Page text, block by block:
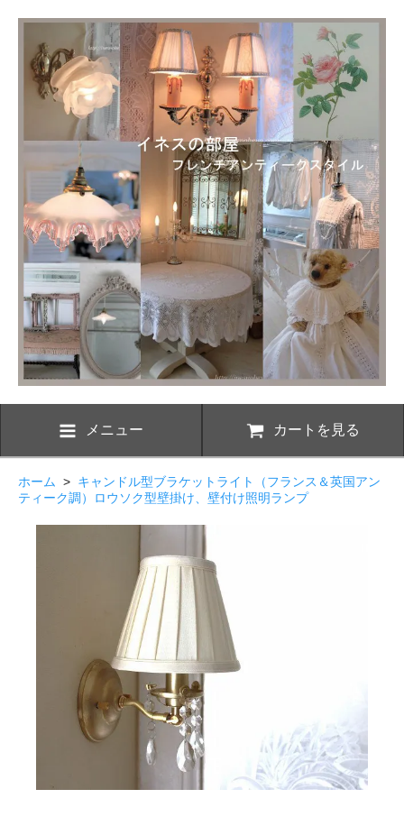
メニュー カートを見る
ホーム > キャンドル型ブラケットライト（フランス＆英国アン
ティーク調）ロウソク型壁掛け、壁付け照明ランプ